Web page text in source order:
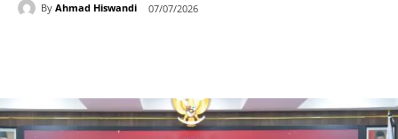
By Ahmad Hiswandi 07/07/2026